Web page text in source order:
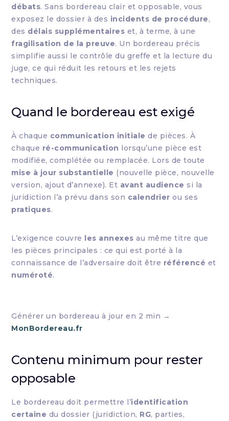
débats. Sans bordereau clair et opposable, vous
exposez le dossier à des incidents de procédure,
des délais supplémentaires et, à terme, à une
fragilisation de la preuve. Un bordereau précis
simplifie aussi le contrôle du greffe et la lecture du
juge, ce qui réduit les retours et les rejets
techniques.
Quand le bordereau est exigé
À chaque communication initiale de pièces. À
chaque ré-communication lorsqu’une pièce est
modifiée, complétée ou remplacée. Lors de toute
mise à jour substantielle (nouvelle pièce, nouvelle
version, ajout d’annexe). Et avant audience si la
juridiction l’a prévu dans son calendrier ou ses
pratiques.
L’exigence couvre les annexes au même titre que
les pièces principales : ce qui est porté à la
connaissance de l’adversaire doit être référencé et
numéroté.
Générer un bordereau à jour en 2 min →
MonBordereau.fr
Contenu minimum pour rester
opposable
Le bordereau doit permettre l’identification
certaine du dossier (juridiction, RG, parties,